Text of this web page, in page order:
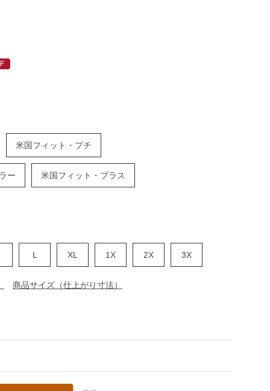
米国フィット・プチ
ー 米国フィット・プラス
L XL 1X 2X 3X
商品サイズ（仕上がり寸法）